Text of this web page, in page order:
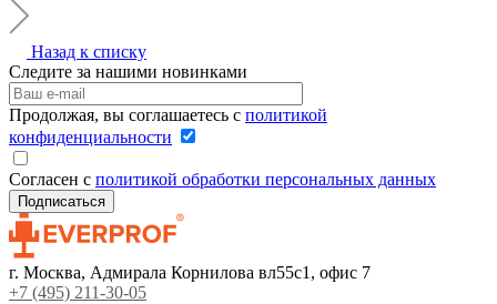
Назад к списку
Следите за нашими новинками
Продолжая, вы соглашаетесь с политикой
конфиденциальности
Согласен с политикой обработки персональных данных
г. Москва, Адмирала Корнилова вл55с1, офис 7
+7 (495) 211-30-05